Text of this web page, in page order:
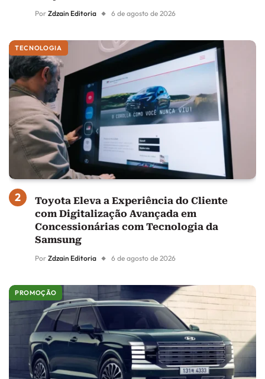
Por Zdzain Editoria 6 de agosto de 2026
TECNOLOGIA
Toyota Eleva a Experiência do Cliente
com Digitalização Avançada em
Concessionárias com Tecnologia da
Samsung
Por Zdzain Editoria 6 de agosto de 2026
PROMOÇÃO